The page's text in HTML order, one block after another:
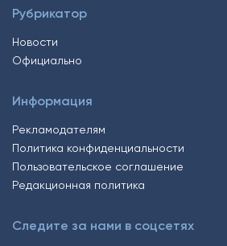
Рубрикатор
Новости
Официально
Информация
Рекламодателям
Политика конфиденциальности
Пользовательское соглашение
Редакционная политика
Следите за нами в соцсетях